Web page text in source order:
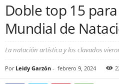
Doble top 15
Mundial de
La natación artística y los clavados
Por Leidy Garzón - febrero 9, 2024